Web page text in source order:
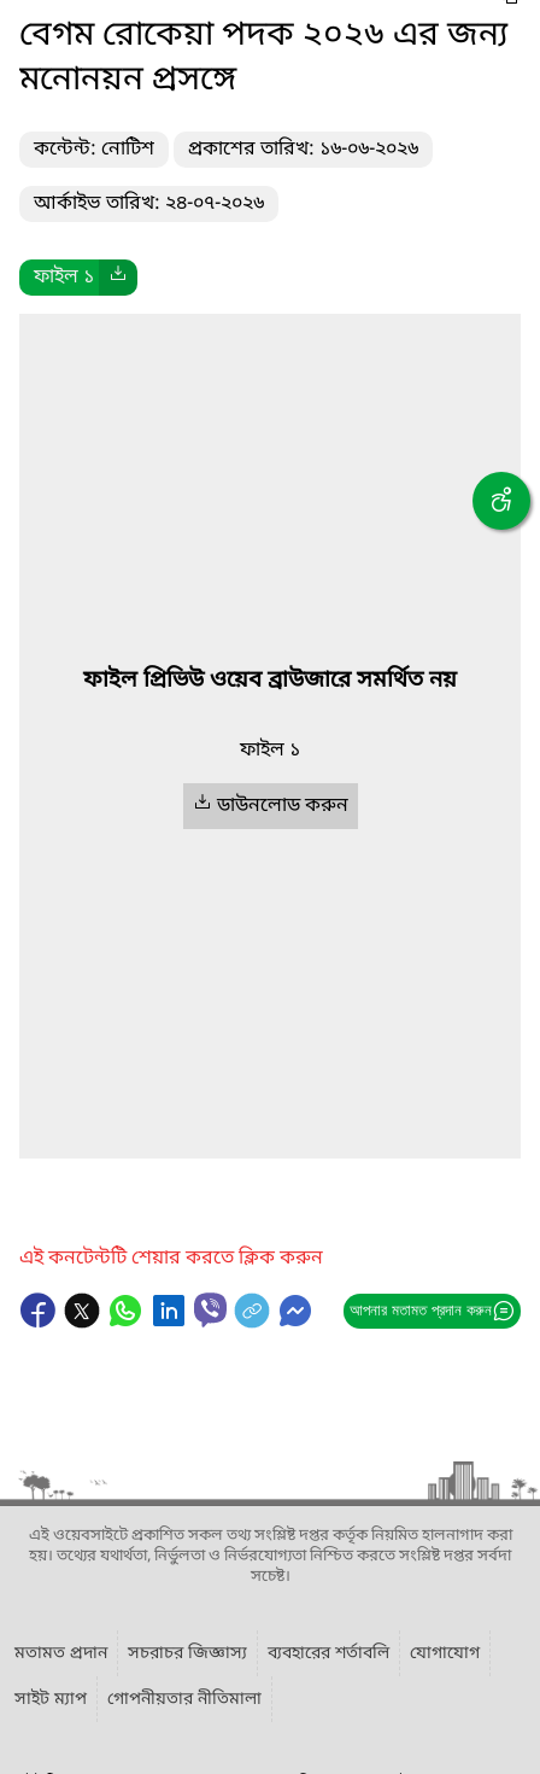
বেগম রোকেয়া পদক ২০২৬ এর জন্য
মনোনয়ন প্রসঙ্গে
কন্টেন্ট: নোটিশ প্রকাশের তারিখ: ১৬-০৬-২০২৬
আর্কাইভ তারিখ: ২৪-০৭-২০২৬
ফাইল ১
ফাইল প্রিভিউ ওয়েব ব্রাউজারে সমর্থিত নয়
ফাইল ১
ডাউনলোড করুন
এই কনটেন্টটি শেয়ার করতে ক্লিক করুন
আপনার মতামত প্রদান করুন
এই ওয়েবসাইটে প্রকাশিত সকল তথ্য সংশ্লিষ্ট দপ্তর কর্তৃক নিয়মিত হালনাগাদ করা
হয়। তথ্যের যথার্থতা, নির্ভুলতা ও নির্ভরযোগ্যতা নিশ্চিত করতে সংশ্লিষ্ট দপ্তর সর্বদা
সচেষ্ট।
মতামত প্রদান সচরাচর জিজ্ঞাস্য ব্যবহারের শর্তাবলি
যোগাযোগ
সাইট ম্যাপ
গোপনীয়তার নীতিমালা